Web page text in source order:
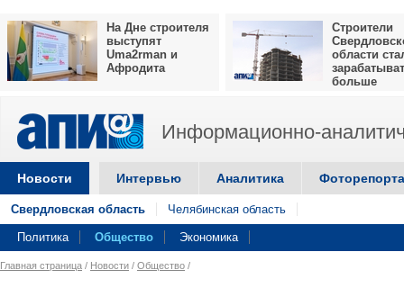
На Дне строителя
выступят
Uma2rman и
Афродита
Строители
области
больше
Информационно-
Новости Интервью Аналитика
Свердловская область Челябинская область
Политика Общество Экономика
Главная страница / Новости / Общество /